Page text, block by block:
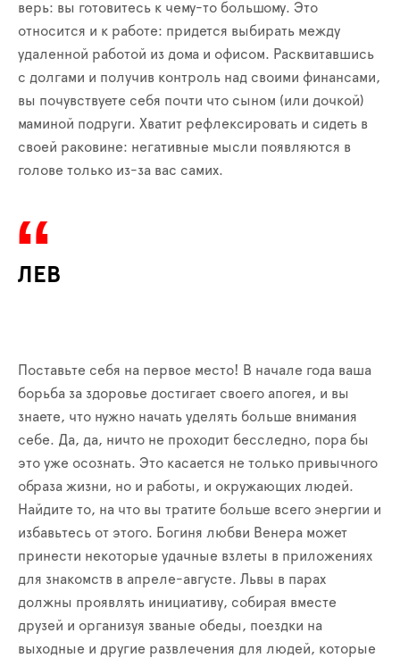
верь: вы готовитесь к чему-то большому. Это
относится и к работе: придется выбирать между
удаленной работой из дома и офисом. Расквитавшись
с долгами и получив контроль над своими финансами,
вы почувствуете себя почти что сыном (или дочкой)
маминой подруги. Хватит рефлексировать и сидеть в
своей раковине: негативные мысли появляются в
голове только из-за вас самих.
ЛЕВ
Поставьте себя на первое место! В начале года ваша
борьба за здоровье достигает своего апогея, и вы
знаете, что нужно начать уделять больше внимания
себе. Да, да, ничто не проходит бесследно, пора бы
это уже осознать. Это касается не только привычного
образа жизни, но и работы, и окружающих людей.
Найдите то, на что вы тратите больше всего энергии и
избавьтесь от этого. Богиня любви Венера может
принести некоторые удачные взлеты в приложениях
для знакомств в апреле-августе. Львы в парах
должны проявлять инициативу, собирая вместе
друзей и организуя званые обеды, поездки на
выходные и другие развлечения для людей, которые